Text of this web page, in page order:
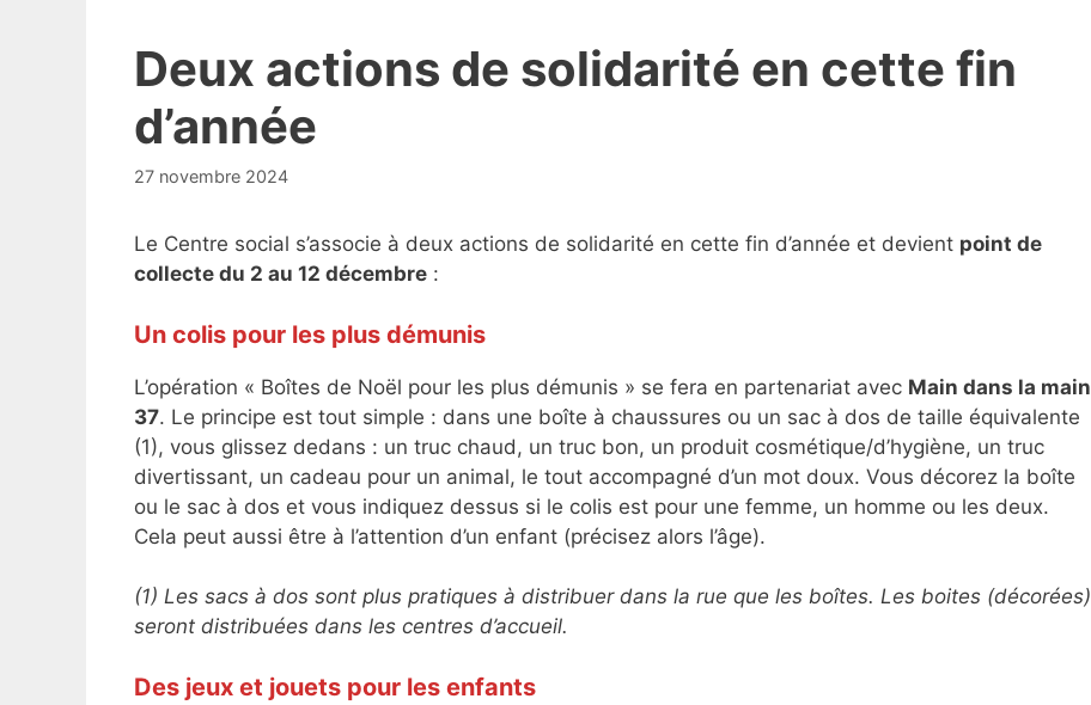
Deux actions de solidarité en cette fin
d’année
27 novembre 2024
Le Centre social s’associe à deux actions de solidarité en cette fin d’année et devient point de
collecte du 2 au 12 décembre :
Un colis pour les plus démunis
L’opération « Boîtes de Noël pour les plus démunis » se fera en partenariat avec Main dans la main
37. Le principe est tout simple : dans une boîte à chaussures ou un sac à dos de taille équivalente
(1), vous glissez dedans : un truc chaud, un truc bon, un produit cosmétique/d’hygiène, un truc
divertissant, un cadeau pour un animal, le tout accompagné d’un mot doux. Vous décorez la boîte
ou le sac à dos et vous indiquez dessus si le colis est pour une femme, un homme ou les deux.
Cela peut aussi être à l’attention d’un enfant (précisez alors l’âge).
(1) Les sacs à dos sont plus pratiques à distribuer dans la rue que les boîtes. Les boites (décorées)
seront distribuées dans les centres d’accueil.
Des jeux et jouets pour les enfants